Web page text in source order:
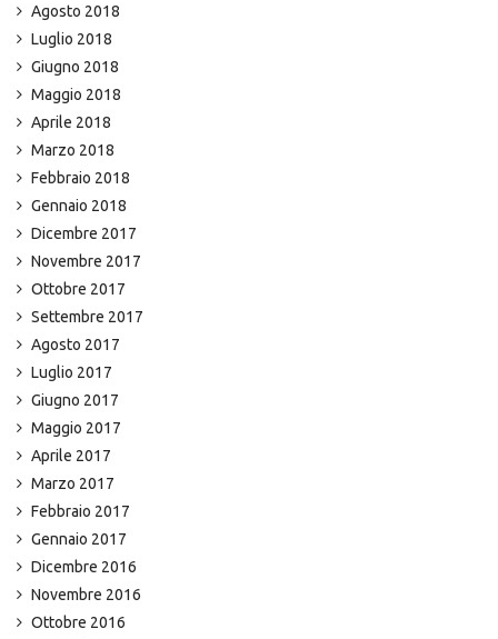
Agosto 2018
Luglio 2018
Giugno 2018
Maggio 2018
Aprile 2018
Marzo 2018
Febbraio 2018
Gennaio 2018
Dicembre 2017
Novembre 2017
Ottobre 2017
Settembre 2017
Agosto 2017
Luglio 2017
Giugno 2017
Maggio 2017
Aprile 2017
Marzo 2017
Febbraio 2017
Gennaio 2017
Dicembre 2016
Novembre 2016
Ottobre 2016